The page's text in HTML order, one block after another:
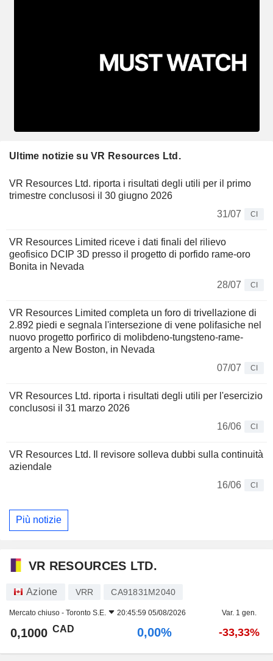
Ultime notizie su VR Resources Ltd.
VR Resources Ltd. riporta i risultati degli utili per il primo
trimestre conclusosi il 30 giugno 2026
31/07
CI
VR Resources Limited riceve i dati finali del rilievo
geofisico DCIP 3D presso il progetto di porfido rame-oro
Bonita in Nevada
28/07
CI
VR Resources Limited completa un foro di trivellazione di
2.892 piedi e segnala l'intersezione di vene polifasiche nel
nuovo progetto porfirico di molibdeno-tungsteno-rame-
argento a New Boston, in Nevada
07/07
CI
VR Resources Ltd. riporta i risultati degli utili per l'esercizio
conclusosi il 31 marzo 2026
16/06
CI
VR Resources Ltd. Il revisore solleva dubbi sulla continuità
aziendale
16/06
CI
Più notizie
VR RESOURCES LTD.
Azione VRR CA91831M2040
Mercato chiuso - Toronto S.E. 20:45:59 05/08/2026 Var. 1 gen.
0,1000 CAD 0,00% -33,33%